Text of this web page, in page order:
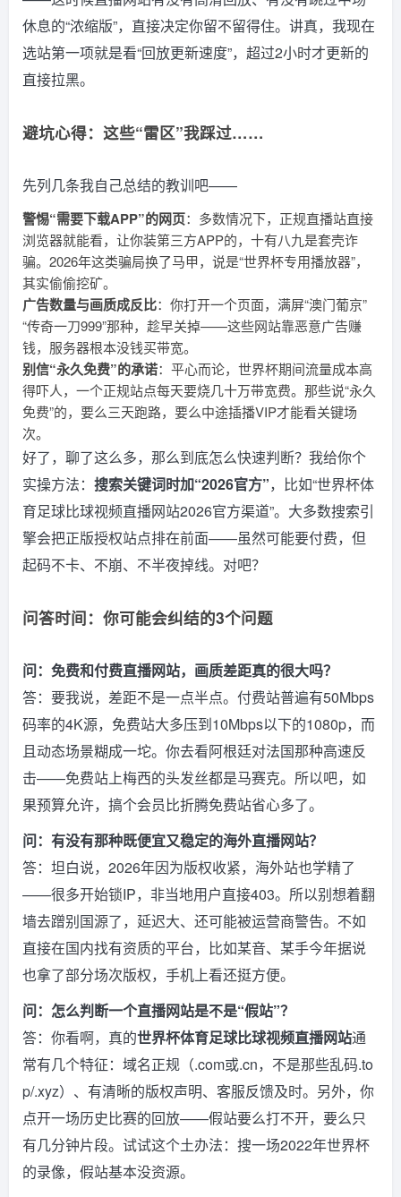
休息的“浓缩版”，直接决定你留不留得住。讲真，我现在
选站第一项就是看“回放更新速度”，超过2小时才更新的
直接拉黑。
避坑心得：这些“雷区”我踩过……
先列几条我自己总结的教训吧——
警惕“需要下载APP”的网页：多数情况下，正规直播站直接
浏览器就能看，让你装第三方APP的，十有八九是套壳诈
骗。2026年这类骗局换了马甲，说是“世界杯专用播放器”，
其实偷偷挖矿。
广告数量与画质成反比：你打开一个页面，满屏“澳门葡京”
“传奇一刀999”那种，趁早关掉——这些网站靠恶意广告赚
钱，服务器根本没钱买带宽。
别信“永久免费”的承诺：平心而论，世界杯期间流量成本高
得吓人，一个正规站点每天要烧几十万带宽费。那些说“永久
免费”的，要么三天跑路，要么中途插播VIP才能看关键场
次。
好了，聊了这么多，那么到底怎么快速判断？我给你个
实操方法： 搜索关键词时加“2026官方”，比如“世界杯体
育足球比球视频直播网站2026官方渠道”。大多数搜索引
擎会把正版授权站点排在前面——虽然可能要付费，但
起码不卡、不崩、不半夜掉线。对吧？
问答时间：你可能会纠结的3个问题
问：免费和付费直播网站，画质差距真的很大吗？
答：要我说，差距不是一点半点。付费站普遍有50Mbps
码率的4K源，免费站大多压到10Mbps以下的1080p，而
且动态场景糊成一坨。你去看阿根廷对法国那种高速反
击——免费站上梅西的头发丝都是马赛克。所以吧，如
果预算允许，搞个会员比折腾免费站省心多了。
问：有没有那种既便宜又稳定的海外直播网站？
答：坦白说，2026年因为版权收紧，海外站也学精了
——很多开始锁IP，非当地用户直接403。所以别想着翻
墙去蹭别国源了，延迟大、还可能被运营商警告。不如
直接在国内找有资质的平台，比如某音、某手今年据说
也拿了部分场次版权，手机上看还挺方便。
问：怎么判断一个直播网站是不是“假站”？
答：你看啊，真的世界杯体育足球比球视频直播网站通
常有几个特征：域名正规（.com或.cn，不是那些乱码.to
p/.xyz）、有清晰的版权声明、客服反馈及时。另外，你
点开一场历史比赛的回放——假站要么打不开，要么只
有几分钟片段。试试这个土办法：搜一场2022年世界杯
的录像，假站基本没资源。